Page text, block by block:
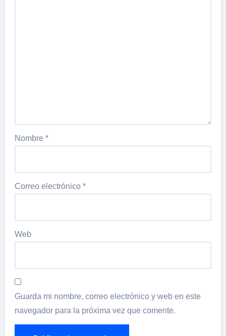
Nombre*
Correo electrónico*
Web
Guarda mi nombre, correo electrónico y web en este
navegador para la próxima vez que comente.